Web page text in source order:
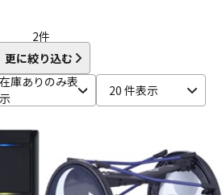
2件
更に絞り込む
在庫ありのみ表
示
20 件表示